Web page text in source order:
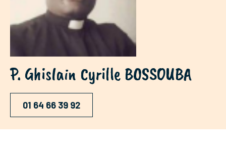
P. Ghislain Cyrille BOSSOUBA
01 64 66 39 92